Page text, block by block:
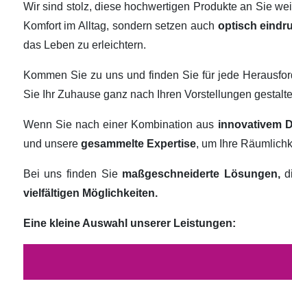
Wir sind stolz, diese hochwertigen Produkte an Sie
Komfort im Alltag, sondern setzen auch optisch
das Leben zu erleichtern.
Kommen Sie zu uns und finden Sie für jede
Sie Ihr Zuhause ganz nach Ihren Vorstellungen
Wenn Sie nach einer Kombination aus innovativem
und unsere gesammelte Expertise, um Ihre
Bei uns finden Sie maßgeschneiderte Lösungen,
vielfältigen Möglichkeiten.
Eine kleine Auswahl unserer Leistungen: